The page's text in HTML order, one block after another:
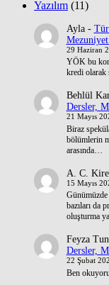
Yazılım (11)
Ayla-
Mezuniyet
29 Haziran
YÖK bu
kredi olarak
Behlül
Dersler,
21 Mayıs
Biraz
bölümlerin
arasında…
A. C.
15 Mayıs
Günümüzde
bazıları da
oluşturma
Feyza
Dersler,
22 Şubat
Ben